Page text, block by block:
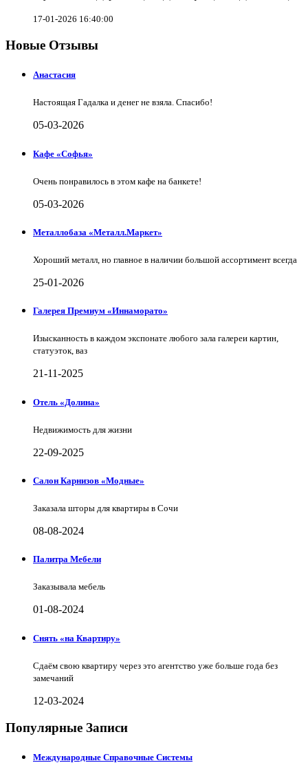
17-01-2026 16:40:00
Новые Отзывы
Анастасия
Настоящая Гадалка и денег не взяла. Спасибо!
05-03-2026
Кафе «Софья»
Очень понравилось в этом кафе на банкете!
05-03-2026
Металлобаза «Металл.Маркет»
Хороший металл, но главное в наличии большой ассортимент всегда
25-01-2026
Галерея Премиум «Иннаморато»
Изысканность в каждом экспонате любого зала галереи картин,
статуэток, ваз
21-11-2025
Отель «Долина»
Недвижимость для жизни
22-09-2025
Салон Карнизов «Модные»
Заказала шторы для квартиры в Сочи
08-08-2024
Палитра Мебели
Заказывала мебель
01-08-2024
Снять «на Квартиру»
Сдаём свою квартиру через это агентство уже больше года без
замечаний
12-03-2024
Популярные Записи
Международные Справочные Системы